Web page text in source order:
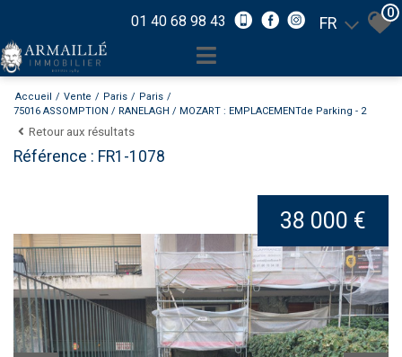
01 40 68 98 43 FR
0
Accueil Vente Paris
Paris
75016 ASSOMPTION / RANELAGH / MOZART : EMPLACEMENTde Parking - 2
Retour aux résultats
Référence : FR1-1078
38 000 €